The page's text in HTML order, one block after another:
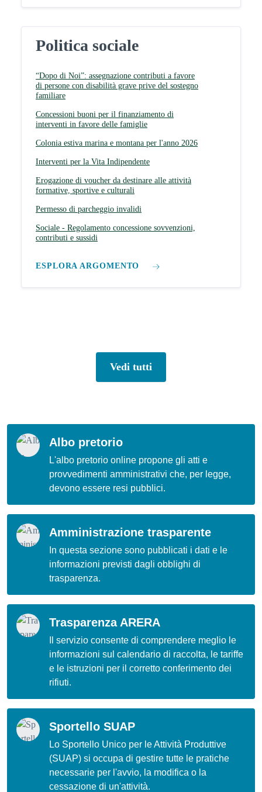
Politica sociale
“Dopo di Noi”: assegnazione contributi a favore
di persone con disabilità grave prive del sostegno
familiare
Concessioni buoni per il finanziamento di
interventi in favore delle famiglie
Colonia estiva marina e montana per l'anno 2026
Interventi per la Vita Indipendente
Erogazione di voucher da destinare alle attività
formative, sportive e culturali
Permesso di parcheggio invalidi
Sociale - Regolamento concessione sovvenzioni,
contributi e sussidi
ESPLORA ARGOMENTO
Vedi tutti
Albo pretorio
L'albo pretorio online propone gli atti e
provvedimenti amministrativi che, per legge,
devono essere resi pubblici.
Amministrazione trasparente
In questa sezione sono pubblicati i dati e le
informazioni previsti dagli obblighi di
trasparenza.
Trasparenza ARERA
Il servizio consente di comprendere meglio le
informazioni sul calendario di raccolta, le tariffe
e le istruzioni per il corretto conferimento dei
rifiuti.
Sportello SUAP
Lo Sportello Unico per le Attività Produttive
(SUAP) si occupa di gestire tutte le pratiche
necessarie per l'avvio, la modifica o la
cessazione di un'attività.